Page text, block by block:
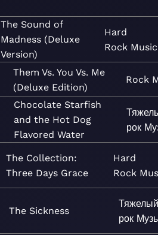
The Sound of
Madness (Deluxe
Version)
Hard
Rock Music
Them Vs. You Vs. Me
(Deluxe Edition)
Rock
Chocolate Starfish
and the Hot Dog
Flavored Water
рок
The Collection:
Three Days Grace
Hard
Rock
The Sickness
Тяжелый
рок